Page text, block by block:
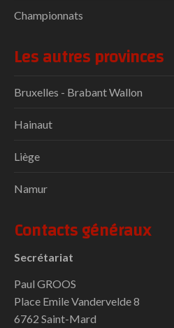
Championnats
Les autres provinces
Bruxelles - Brabant Wallon
Hainaut
Liège
Namur
Contacts généraux
Secrétariat
Paul GROOS
Place Emile Vandervelde 8
6762 Saint-Mard